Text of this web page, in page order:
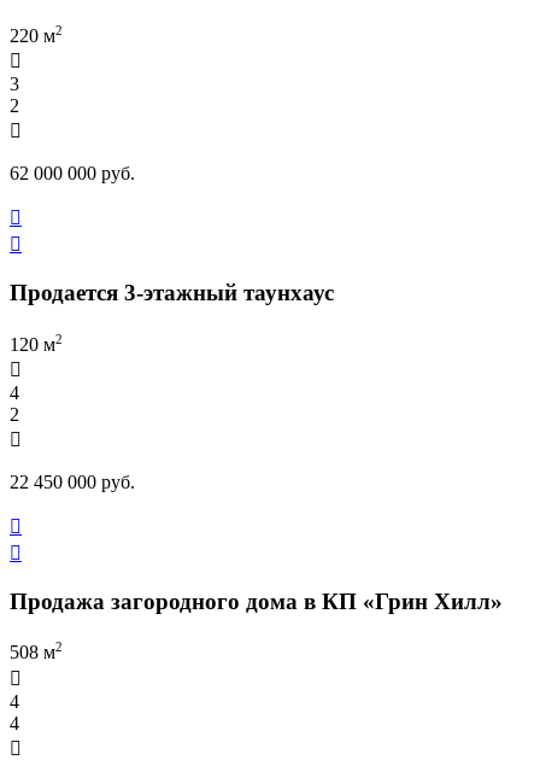
220 м2

3
2

62 000 000 руб.


Продается 3-этажный таунхаус
120 м2

4
2

22 450 000 руб.


Продажа загородного дома в КП «Грин Хилл»
508 м2

4
4
